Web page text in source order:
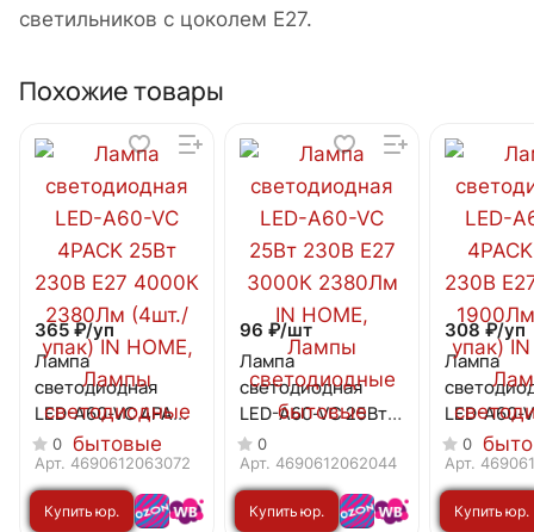
светильников с цоколем Е27.
Похожие товары
365 ₽/уп
Лампа
светодиодная
LED-A60-VC 4PACK
25Вт 230В Е27
4000К 2380Лм
(4шт./упак) IN
HOME
0
Арт. 4690612063072
Купить юр.
96 ₽/шт
Лампа
светодиодная
LED-A60-VC 25Вт
230В Е27 3000К
2380Лм IN HOME
0
Арт. 4690612062044
Купить юр.
308 ₽/уп
Лампа
LED-A60-
20Вт
4000К
(4шт./
HOME
0
Арт.
Купить юр.